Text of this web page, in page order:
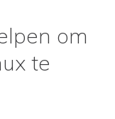
om
te